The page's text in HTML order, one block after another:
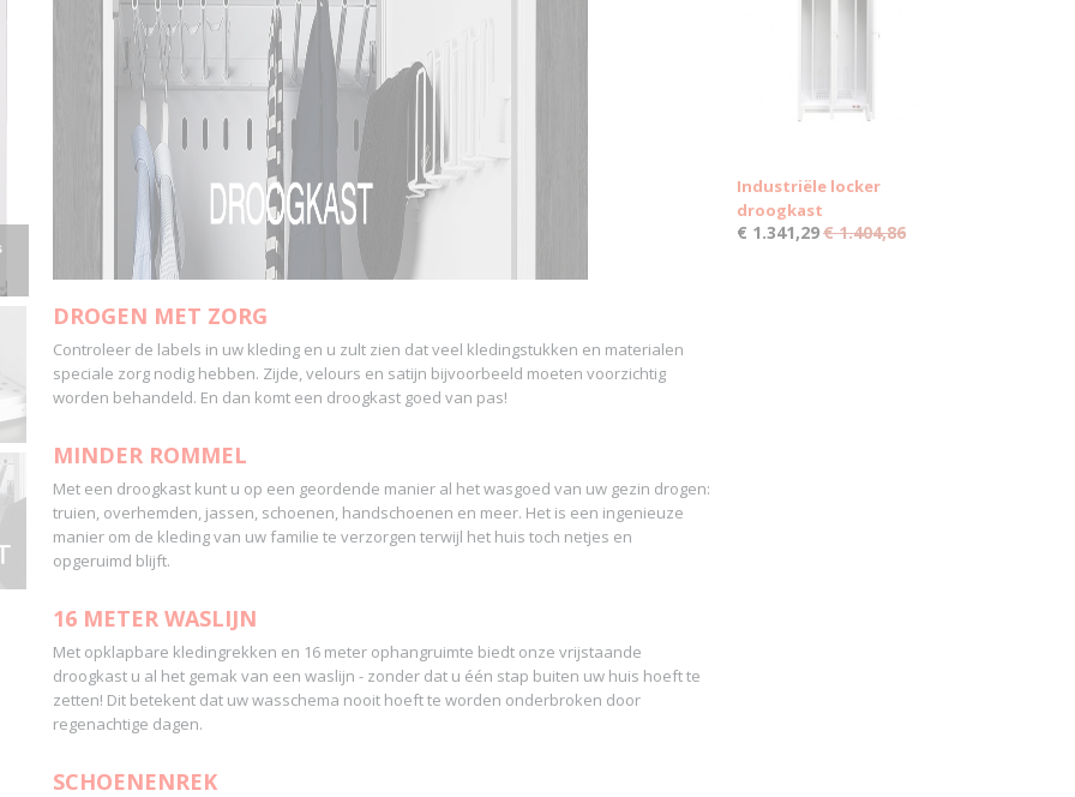
DROGEN MET ZORG
Controleer de labels in uw kleding en u zult zien dat veel kledingstukken en materialen
speciale zorg nodig hebben. Zijde, velours en satijn bijvoorbeeld moeten voorzichtig
worden behandeld. En dan komt een droogkast goed van pas!
MINDER ROMMEL
Met een droogkast kunt u op een geordende manier al het wasgoed van uw gezin drogen:
truien, overhemden, jassen, schoenen, handschoenen en meer. Het is een ingenieuze
manier om de kleding van uw familie te verzorgen terwijl het huis toch netjes en
opgeruimd blijft.
16 METER WASLIJN
Met opklapbare kledingrekken en 16 meter ophangruimte biedt onze vrijstaande
droogkast u al het gemak van een waslijn - zonder dat u één stap buiten uw huis hoeft te
zetten! Dit betekent dat uw wasschema nooit hoeft te worden onderbroken door
regenachtige dagen.
SCHOENENREK
Industriële locker
droogkast
€ 1.341,29€ 1.404,86